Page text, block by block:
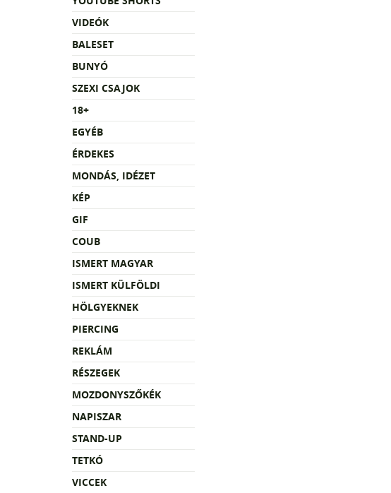
VIDEÓK
BALESET
BUNYÓ
SZEXI CSAJOK
18+
EGYÉB
ÉRDEKES
MONDÁS, IDÉZET
KÉP
GIF
COUB
ISMERT MAGYAR
ISMERT KÜLFÖLDI
HÖLGYEKNEK
PIERCING
REKLÁM
RÉSZEGEK
MOZDONYSZŐKÉK
NAPISZAR
STAND-UP
TETKÓ
VICCEK